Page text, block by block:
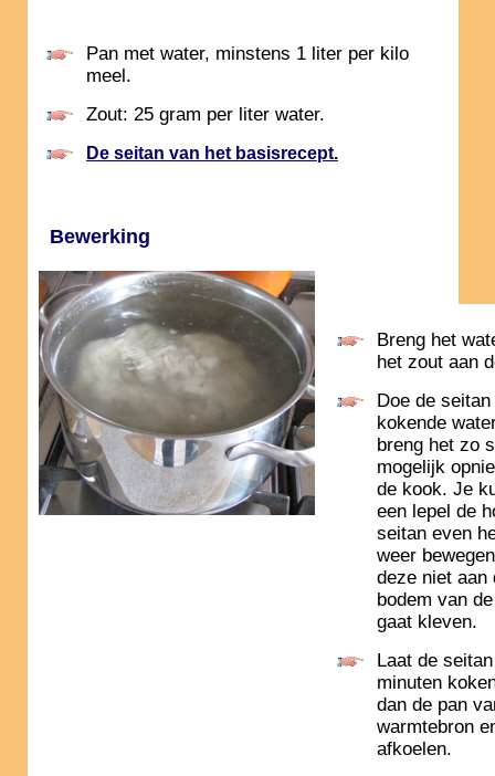
Pan met water, minstens 1 liter per kilo
meel.
Zout: 25 gram per liter water.
De seitan van het basisrecept.
Bewerking
Breng het
het zout aan
Doe de
kokende
breng het zo
mogelijk
de kook. Je
een lepel de
seitan even
weer
deze niet aan
bodem van
gaat kleven.
Laat de
minuten
dan de pan
warmtebron
afkoelen.